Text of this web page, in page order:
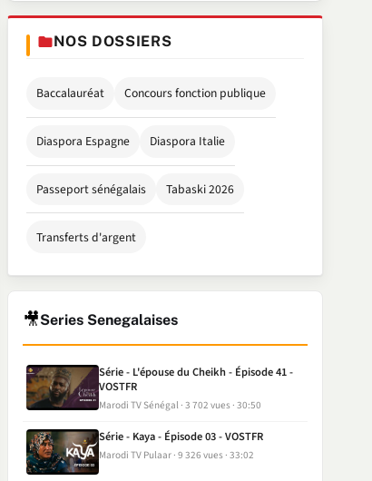
NOS DOSSIERS
Baccalauréat Concours fonction publique
Diaspora Espagne Diaspora Italie
Passeport sénégalais Tabaski 2026
Transferts d'argent
🎥Series Senegalaises
Série - L'épouse du Cheikh - Épisode 41 -
VOSTFR
Marodi TV Sénégal 3 702 vues 30:50
Série - Kaya - Épisode 03 - VOSTFR
Marodi TV Pulaar 9 326 vues 33:02